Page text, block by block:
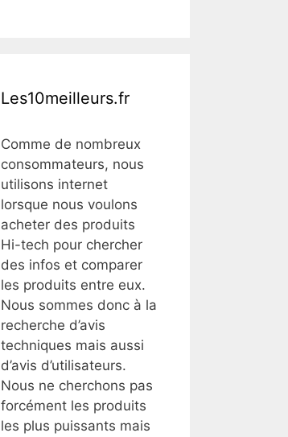
Les10meilleurs.fr
Comme de nombreux
consommateurs, nous
utilisons internet
lorsque nous voulons
acheter des produits
Hi-tech pour chercher
des infos et comparer
les produits entre eux.
Nous sommes donc à la
recherche d’avis
techniques mais aussi
d’avis d’utilisateurs.
Nous ne cherchons pas
forcément les produits
les plus puissants mais